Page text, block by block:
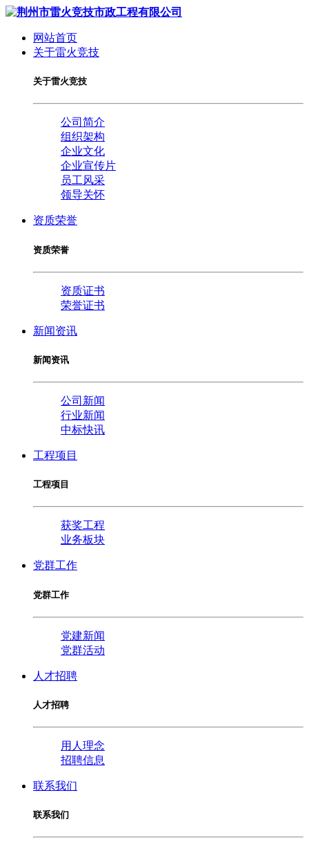
网站首页
关于雷火竞技
关于雷火竞技
公司简介
组织架构
企业文化
企业宣传片
员工风采
领导关怀
资质荣誉
资质荣誉
资质证书
荣誉证书
新闻资讯
新闻资讯
公司新闻
行业新闻
中标快讯
工程项目
工程项目
获奖工程
业务板块
党群工作
党群工作
党建新闻
党群活动
人才招聘
人才招聘
用人理念
招聘信息
联系我们
联系我们